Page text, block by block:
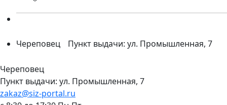
Череповец Пункт выдачи: ул. Промышленная, 7
Череповец
Пункт выдачи: ул. Промышленная, 7
zakaz@siz-portal.ru